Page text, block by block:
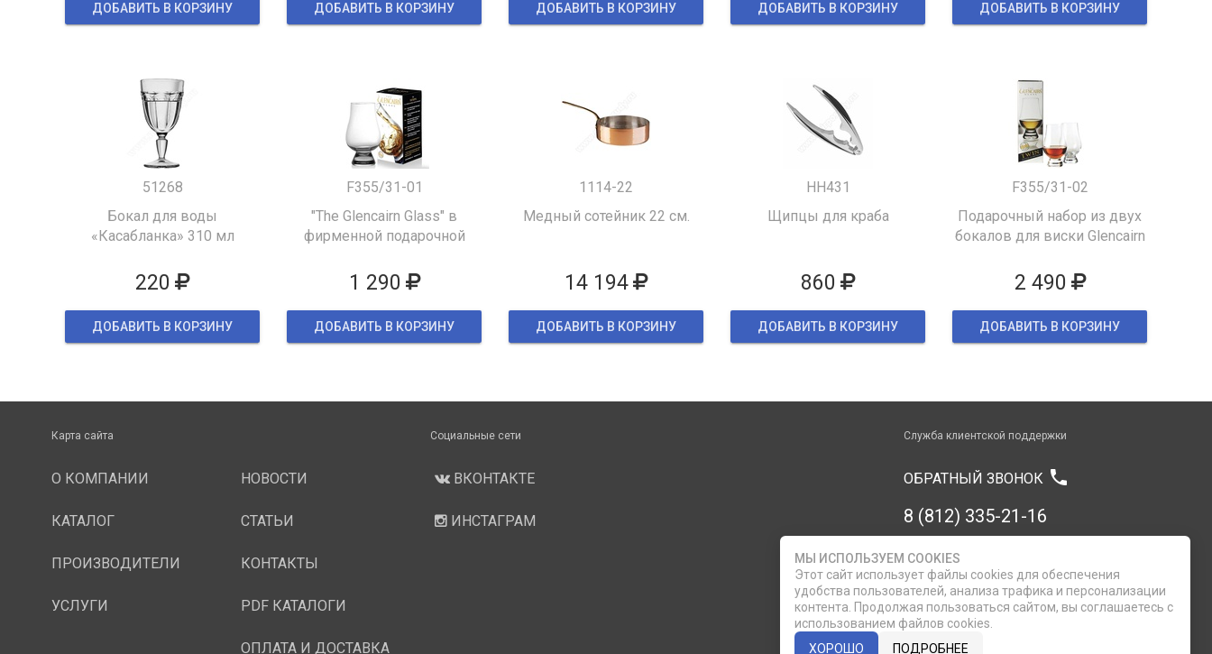
ДОБАВИТЬ В КОРЗИНУ ДОБАВИТЬ В КОРЗИНУ ДОБАВИТЬ В КОРЗИНУ ДОБАВИТЬ В КОРЗИНУ ДОБАВИТЬ В КОРЗИНУ
51268
Бокал для воды
«Касабланка» 310 мл
220
ДОБАВИТЬ В КОРЗИНУ
F355/31-01
"The Glencairn Glass" в
фирменной подарочной
1 290
ДОБАВИТЬ В КОРЗИНУ
1114-22
Медный сотейник 22 см.
14 194
ДОБАВИТЬ В КОРЗИНУ
HH431
Щипцы для краба
860
ДОБАВИТЬ В КОРЗИНУ
F355/31-02
Подарочный набор из двух
бокалов для виски Glencairn
2 490
ДОБАВИТЬ В КОРЗИНУ
Карта сайта
О КОМПАНИИ
КАТАЛОГ
ПРОИЗВОДИТЕЛИ
УСЛУГИ
НОВОСТИ
СТАТЬИ
КОНТАКТЫ
PDF КАТАЛОГИ
ОПЛАТА И ДОСТАВКА
Социальные сети
ВКОНТАКТЕ
ИНСТАГРАМ
Служба клиентской поддержки
ОБРАТНЫЙ ЗВОНОК phone
8 (812) 335-21-16
8 (812) 335-21-17
7 (911) 947-43-48
МЫ ИСПОЛЬЗУЕМ COOKIES
Этот сайт использует файлы cookies для обеспечения
удобства пользователей, анализа трафика и персонализации
контента. Продолжая пользоваться сайтом, вы соглашаетесь с
использованием файлов cookies.
ХОРОШО
ПОДРОБНЕЕ